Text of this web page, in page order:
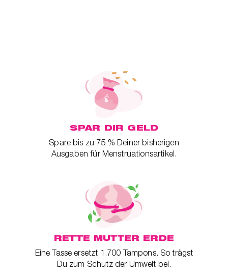
SPAR DIR GELD
Spare bis zu 75 % Deiner bisherigen
Ausgaben für Menstruationsartikel.
RETTE MUTTER ERDE
Eine Tasse ersetzt 1.700 Tampons. So trägst
Du zum Schutz der Umwelt bei.